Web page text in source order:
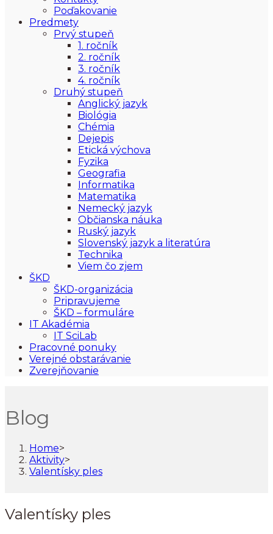
Poďakovanie
Predmety
Prvý stupeň
1. ročník
2. ročník
3. ročník
4. ročník
Druhý stupeň
Anglický jazyk
Biológia
Chémia
Dejepis
Etická výchova
Fyzika
Geografia
Informatika
Matematika
Nemecký jazyk
Občianska náuka
Ruský jazyk
Slovenský jazyk a literatúra
Technika
Viem čo zjem
ŠKD
ŠKD-organizácia
Pripravujeme
ŠKD – formuláre
IT Akadémia
IT SciLab
Pracovné ponuky
Verejné obstarávanie
Zverejňovanie
Blog
Home>
Aktivity>
Valentísky ples
Valentísky ples